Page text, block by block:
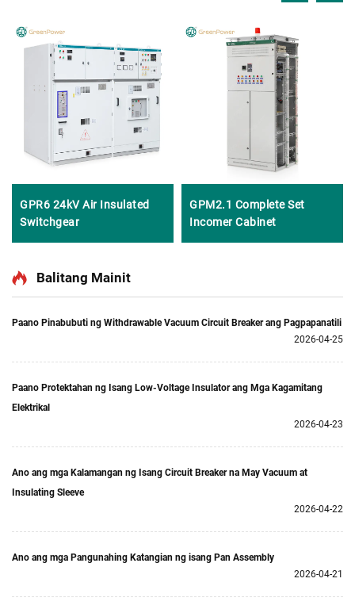
GPR6 24kV Air Insulated
Switchgear
GPM2.1 Complete Set
Incomer Cabinet
Balitang Mainit
Paano Pinabubuti ng Withdrawable Vacuum Circuit Breaker ang Pagpapanatili
2026-04-25
Paano Protektahan ng Isang Low-Voltage Insulator ang Mga Kagamitang
Elektrikal
2026-04-23
Ano ang mga Kalamangan ng Isang Circuit Breaker na May Vacuum at
Insulating Sleeve
2026-04-22
Ano ang mga Pangunahing Katangian ng isang Pan Assembly
2026-04-21